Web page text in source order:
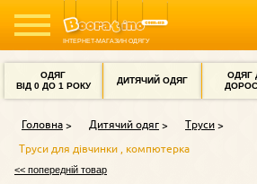
ІНТЕРНЕТ-МАГАЗИН ОДЯГУ
ОДЯГ
ВІД 0 ДО 1 РОКУ
ДИТЯЧИЙ ОДЯГ
ОДЯГ
Головна Дитячий одяг
Труси
Труси для дівчинки , компютерка
<< попередній товар